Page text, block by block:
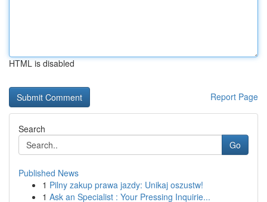
HTML is disabled
Report Page
Search
Go
Published News
1 Pilny zakup prawa jazdy: Unikaj oszustw!
1 Ask an Specialist : Your Pressing Inquirie...